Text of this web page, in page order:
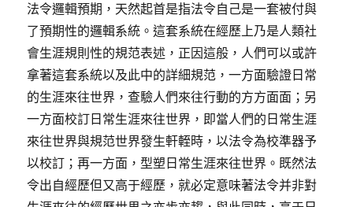
法令邏輯預期，天然起首是指法令自己是一套被付與
了預期性的邏輯系統。這套系統在經歷上乃是人類社
會生涯規則性的規范表述，正因這般，人們可以或許
拿著這套系統以及此中的詳細規范，一方面驗證日常
的生涯來往世界，查驗人們來往行動的方方面面；另
一方面校訂日常生涯來往世界，即當人們的日常生涯
來往世界與規范世界發生軒輊時，以法令為校準器予
以校訂；再一方面，型塑日常生涯來往世界。既然法
令出自經歷但又高于經歷，就必定意味著法令并非對